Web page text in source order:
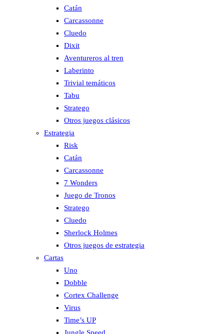
Catán
Carcassonne
Cluedo
Dixit
Aventureros al tren
Laberinto
Trivial temáticos
Tabu
Stratego
Otros juegos clásicos
Estrategia
Risk
Catán
Carcassonne
7 Wonders
Juego de Tronos
Stratego
Cluedo
Sherlock Holmes
Otros juegos de estrategia
Cartas
Uno
Dobble
Cortex Challenge
Virus
Time’s UP